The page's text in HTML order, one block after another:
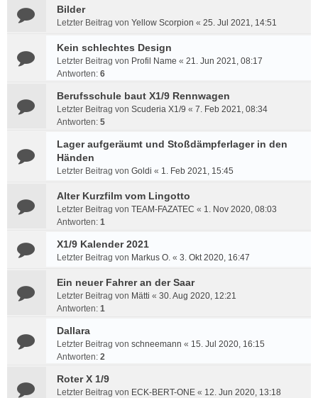
Bilder
Letzter Beitrag von Yellow Scorpion « 25. Jul 2021, 14:51
Kein schlechtes Design
Letzter Beitrag von Profil Name « 21. Jun 2021, 08:17
Antworten: 6
Berufsschule baut X1/9 Rennwagen
Letzter Beitrag von Scuderia X1/9 « 7. Feb 2021, 08:34
Antworten: 5
Lager aufgeräumt und Stoßdämpferlager in den
Händen
Letzter Beitrag von Goldi « 1. Feb 2021, 15:45
Alter Kurzfilm vom Lingotto
Letzter Beitrag von TEAM-FAZATEC « 1. Nov 2020, 08:03
Antworten: 1
X1/9 Kalender 2021
Letzter Beitrag von Markus O. « 3. Okt 2020, 16:47
Ein neuer Fahrer an der Saar
Letzter Beitrag von Mätti « 30. Aug 2020, 12:21
Antworten: 1
Dallara
Letzter Beitrag von schneemann « 15. Jul 2020, 16:15
Antworten: 2
Roter X 1/9
Letzter Beitrag von ECK-BERT-ONE « 12. Jun 2020, 13:18